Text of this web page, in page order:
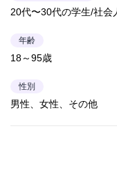
20代〜30代の学生/社会
年齢
18～95歳
性別
男性、女性、その他